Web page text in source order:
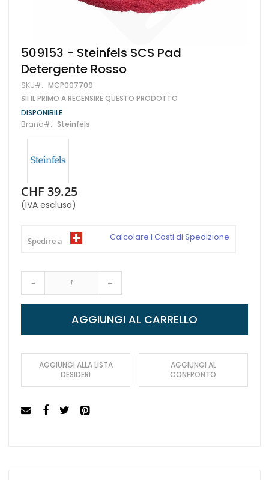
Vai
all'inizio
della
galleria
di
immagini
509153 - Steinfels SCS Pad
Detergente Rosso
SKU MCP007709
SII IL PRIMO A RECENSIRE QUESTO PRODOTTO
DISPONIBILE
Brand
Steinfels
CHF 39.25
(IVA esclusa)
Spedire a Calcolare i Costi di Spedizione
- +
AGGIUNGI AL CARRELLO
AGGIUNGI ALLA LISTA
DESIDERI
AGGIUNGI AL
CONFRONTO